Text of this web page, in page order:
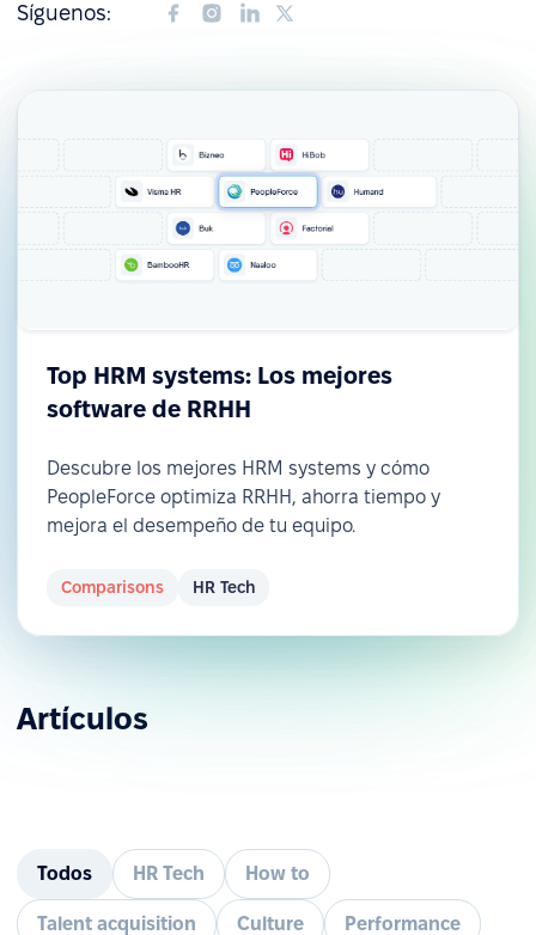
Síguenos:
Top HRM systems: Los mejores
software de RRHH
Descubre los mejores HRM systems y cómo
PeopleForce optimiza RRHH, ahorra tiempo y
mejora el desempeño de tu equipo.
Comparisons HR Tech
Artículos
Todos HR Tech How to
Talent acquisition Culture Performance